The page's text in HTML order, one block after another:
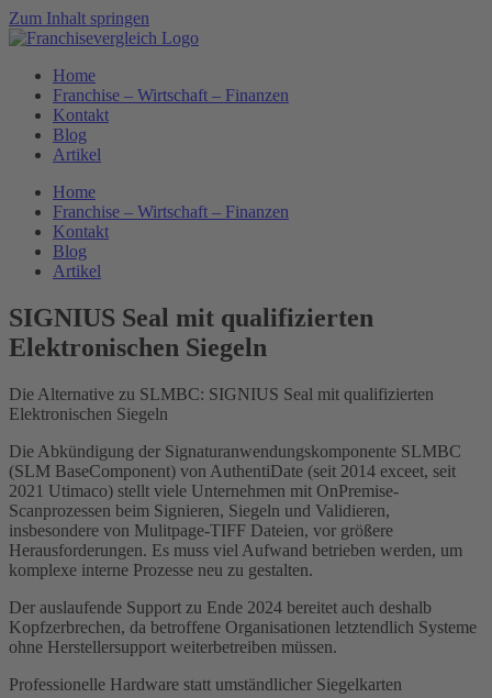
Zum Inhalt springen
Home
Franchise – Wirtschaft – Finanzen
Kontakt
Blog
Artikel
Home
Franchise – Wirtschaft – Finanzen
Kontakt
Blog
Artikel
SIGNIUS Seal mit qualifizierten
Elektronischen Siegeln
Die Alternative zu SLMBC: SIGNIUS Seal mit qualifizierten
Elektronischen Siegeln
Die Abkündigung der Signaturanwendungskomponente SLMBC
(SLM BaseComponent) von AuthentiDate (seit 2014 exceet, seit
2021 Utimaco) stellt viele Unternehmen mit OnPremise-
Scanprozessen beim Signieren, Siegeln und Validieren,
insbesondere von Mulitpage-TIFF Dateien, vor größere
Herausforderungen. Es muss viel Aufwand betrieben werden, um
komplexe interne Prozesse neu zu gestalten.
Der auslaufende Support zu Ende 2024 bereitet auch deshalb
Kopfzerbrechen, da betroffene Organisationen letztendlich Systeme
ohne Herstellersupport weiterbetreiben müssen.
Professionelle Hardware statt umständlicher Siegelkarten